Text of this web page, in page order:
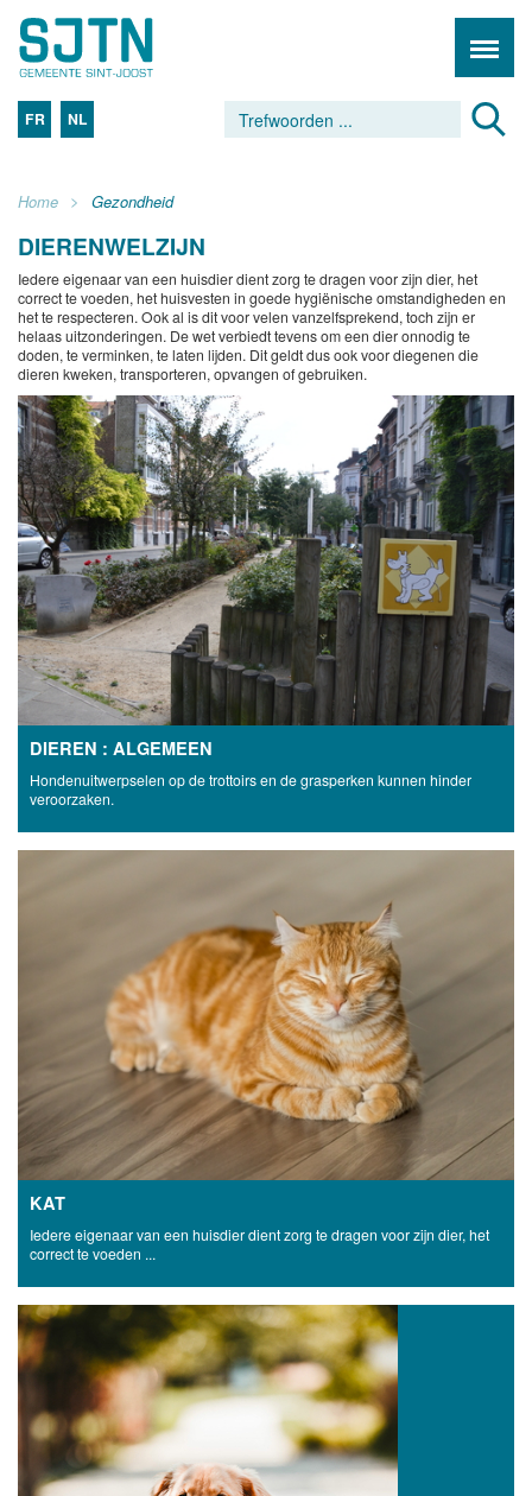
FR NL
Home Gezondheid
DIERENWELZIJN
Iedere eigenaar van een huisdier dient zorg te dragen voor zijn dier, het
correct te voeden, het huisvesten in goede hygiënische omstandigheden en
het te respecteren. Ook al is dit voor velen vanzelfsprekend, toch zijn er
helaas uitzonderingen. De wet verbiedt tevens om een dier onnodig te
doden, te verminken, te laten lijden. Dit geldt dus ook voor diegenen die
dieren kweken, transporteren, opvangen of gebruiken.
DIEREN : ALGEMEEN
Hondenuitwerpselen op de trottoirs en de grasperken kunnen hinder
veroorzaken.
KAT
Iedere eigenaar van een huisdier dient zorg te dragen voor zijn dier, het
correct te voeden ...